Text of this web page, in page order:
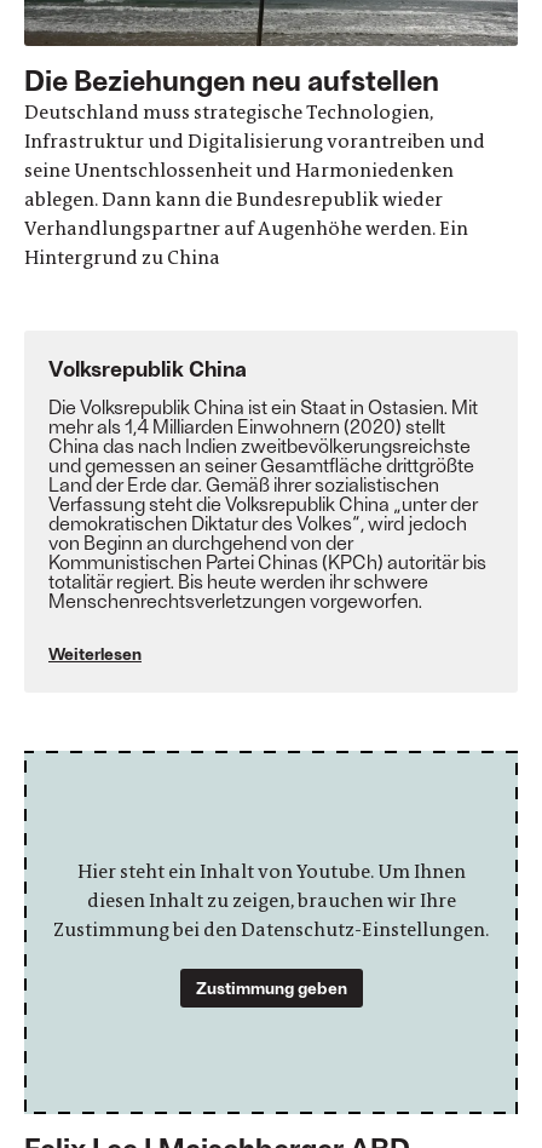
Die Beziehungen neu aufstellen
Deutschland muss strategische Technologien,
Infrastruktur und Digitalisierung vorantreiben und
seine Unentschlossenheit und Harmoniedenken
ablegen. Dann kann die Bundesrepublik wieder
Verhandlungspartner auf Augenhöhe werden. Ein
Hintergrund zu China
Volksrepublik China
Die Volksrepublik China ist ein Staat in Ostasien. Mit
mehr als 1,4 Milliarden Einwohnern (2020) stellt
China das nach Indien zweitbevölkerungsreichste
und gemessen an seiner Gesamtfläche drittgrößte
Land der Erde dar. Gemäß ihrer sozialistischen
Verfassung steht die Volksrepublik China „unter der
demokratischen Diktatur des Volkes“, wird jedoch
von Beginn an durchgehend von der
Kommunistischen Partei Chinas (KPCh) autoritär bis
totalitär regiert. Bis heute werden ihr schwere
Menschenrechtsverletzungen vorgeworfen.
Weiterlesen
Hier steht ein Inhalt von Youtube. Um Ihnen
diesen Inhalt zu zeigen, brauchen wir Ihre
Zustimmung bei den Datenschutz-Einstellungen.
Zustimmung geben